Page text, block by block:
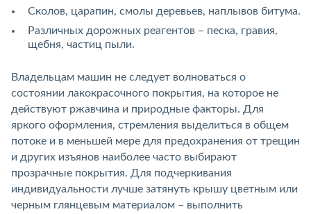
Сколов, царапин, смолы деревьев, наплывов битума.
Различных дорожных реагентов – песка, гравия,
щебня, частиц пыли.
Владельцам машин не следует волноваться о
состоянии лакокрасочного покрытия, на которое не
действуют ржавчина и природные факторы. Для
яркого оформления, стремления выделиться в общем
потоке и в меньшей мере для предохранения от трещин
и других изъянов наиболее часто выбирают
прозрачные покрытия. Для подчеркивания
индивидуальности лучше затянуть крышу цветным или
черным глянцевым материалом – выполнить